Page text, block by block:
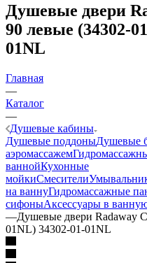
Душевые двери
90 левые (34302-
01NL
Главная
—
Каталог
—
Душевые кабины
Душевые поддоныДушевые
аэромассажем
ваннойКухонные
мойкиСмесители
на ваннуГидромассажные
сифоныАксессуары в
—Душевые двери Radaway
01NL) 34302-01-01NL